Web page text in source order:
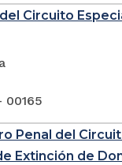
Circuito
00165
Penal del
Extinción de